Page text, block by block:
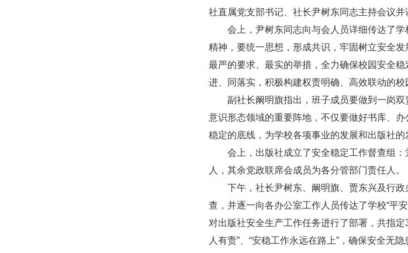
社直属党支部书记、社长尹树东同志主持会议并
会上，尹树东同志向与会人员详细传达了
精神，要统一思想，形成共识，牢固树立安全
最严的要求、最实的举措，全力确保校园安全
进、同落实，积极构建权责明确、高效联动的校
副社长阚明旗指出，班子成员要做到一岗
意识形态领域的重要阵地，不仅要做好书库、
稳定的底线，为学校各项事业的发展和出版社的
会上，出版社成立了安全稳定工作督查组
人，其余党政联席会成员为各分管部门责任人。
下午，社长尹树东、阚明旗、贾东兴及行
查，并逐一向各办公室工作人员传达了学校“平
对出版社安全生产工作任务进行了部署，共指
人有责”、“安稳工作永远在路上”，确保安全无